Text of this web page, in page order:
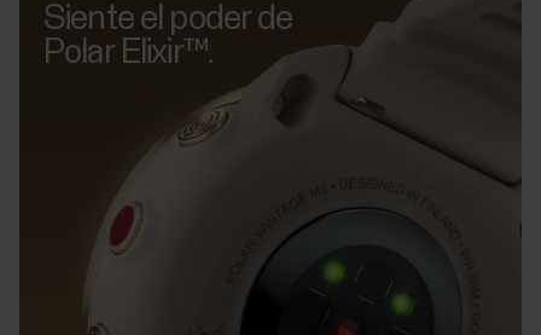
Siente el poder de
Polar Elixir™.